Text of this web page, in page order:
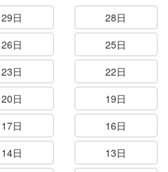
29日
28日
26日
25日
23日
22日
20日
19日
17日
16日
14日
13日